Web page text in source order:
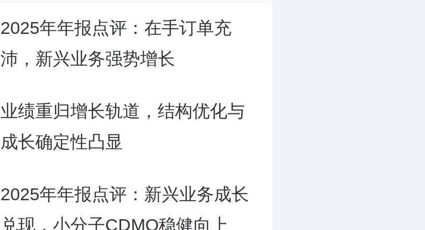
2025年年报点评：在手订单充
沛，新兴业务强势增长
业绩重归增长轨道，结构优化与
成长确定性凸显
2025年年报点评：新兴业务成长
兑现，小分子CDMO稳健向上